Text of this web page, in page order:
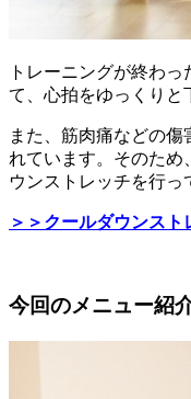
トレーニングが終わっ
て、心拍をゆっくりと
また、筋肉痛などの
れています。そのため
ウンストレッチを行っ
＞＞クールダウンス
今回のメニュー紹